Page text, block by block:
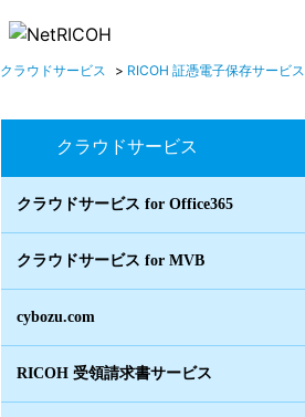
クラウドサービス > RICOH 証憑電子保存サービス
クラウドサービス
クラウドサービス for Office365
クラウドサービス for MVB
cybozu.com
RICOH 受領請求書サービス